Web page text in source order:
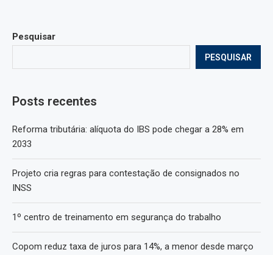
Pesquisar
PESQUISAR
Posts recentes
Reforma tributária: alíquota do IBS pode chegar a 28% em
2033
Projeto cria regras para contestação de consignados no
INSS
1º centro de treinamento em segurança do trabalho
Copom reduz taxa de juros para 14%, a menor desde março